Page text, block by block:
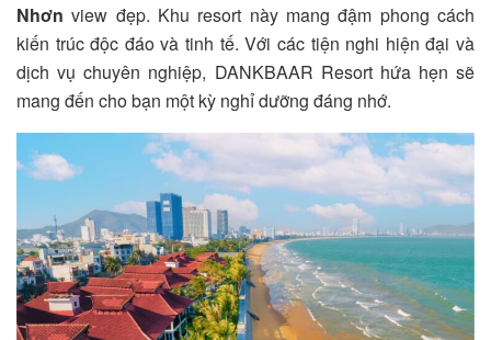
Nhơnview đẹp. Khu resort này mang đậm phong cách
kiến trúc độc đáo và tinh tế. Với các tiện nghi hiện đại và
dịch vụ chuyên nghiệp, DANKBAAR Resort hứa hẹn sẽ
mang đến cho bạn một kỳ nghỉ dưỡng đáng nhớ.